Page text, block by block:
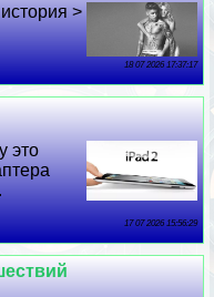
>
18 07 2026 17:37:17
это
17 07 2026 15:56:29